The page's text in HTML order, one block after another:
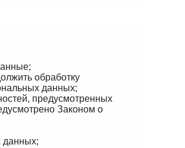
обработку
данных;
предусмотренных
Законом о
данных;